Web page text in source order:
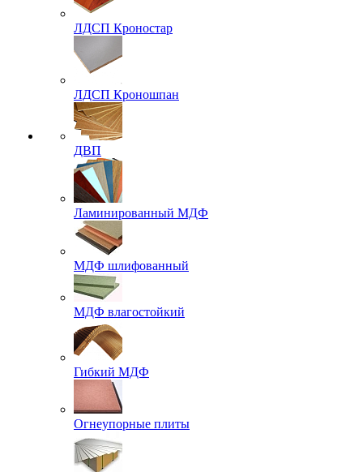
ЛДСП Кроностар
ЛДСП Кроношпан
ДВП
Ламинированный МДФ
МДФ шлифованный
МДФ влагостойкий
Гибкий МДФ
Огнеупорные плиты